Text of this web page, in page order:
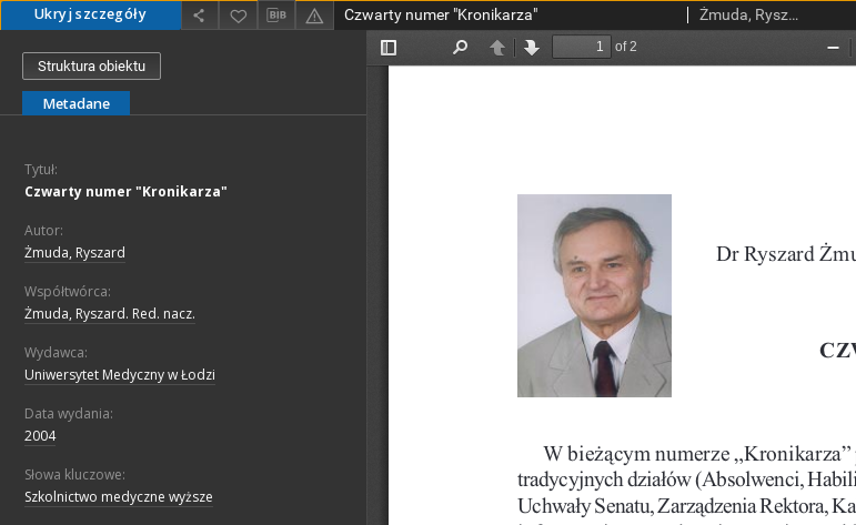
Ukryj szczegóły Czwarty numer "Kronikarza" Żmuda, Ryszard
Struktura obiektu
Metadane
Tytuł:
Czwarty numer "Kronikarza"
Autor:
Żmuda, Ryszard
Współtwórca:
Żmuda, Ryszard. Red. nacz.
Wydawca:
Uniwersytet Medyczny w Łodzi
Data wydania:
2004
Słowa kluczowe:
Szkolnictwo medyczne wyższe